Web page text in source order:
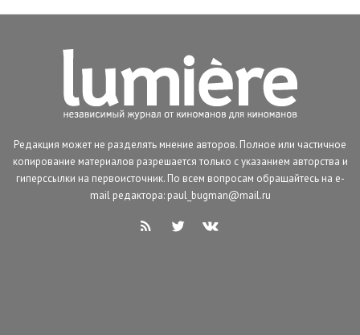
Редакция может не разделять мнение авторов. Полное или частичное
копирование материалов разрешается только с указанием авторства и
гиперссылки на первоисточник. По всем вопросам обращайтесь на e-
mail редактора: paul_bugman@mail.ru